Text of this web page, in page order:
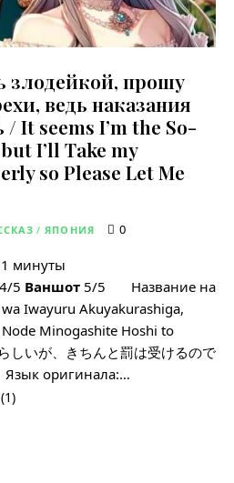
злодейкой, прошу
ведь наказания
It seems I’m the So-
I’ll Take my
so Please Let Me
/ ЯПОНИЯ 0
минуты
4/5 Ваншот 5/5 Название на
Iwayuru Akuyakurashiga,
Minogashite Hoshi to
しいが、きちんと罰は受けるので
Язык оригинала:…
1)